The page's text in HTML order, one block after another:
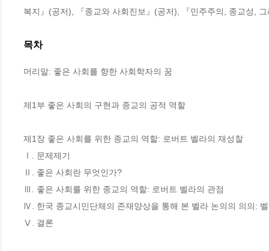
복지』(공저), 『종교와 사회진보』(공저), 『민주주의, 종교성,
목차
머리말: 좋은 사회를 향한 사회학자의 꿈
제1부 좋은 사회의 구현과 종교의 공적 역할
제1장 좋은 사회를 위한 종교의 역할: 로버트 벨라의 재성찰
Ⅰ. 문제제기
Ⅱ. 좋은 사회란 무엇인가?
Ⅲ. 좋은 사회를 위한 종교의 역할: 로버트 벨라의 관점
Ⅳ. 한국 종교시민단체의 존재양상을 통해 본 벨라 논의의 의의:
Ⅴ. 결론